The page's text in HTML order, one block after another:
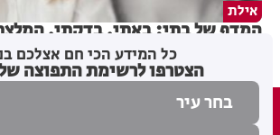
אילת
המדף של בתי: באתי, בדקתי,
כל המידע הכי חם אצלכם
הצטרפו לרשימת התפוצה של